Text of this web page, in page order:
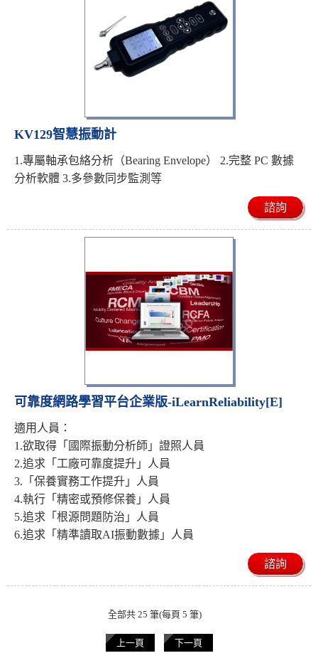
KV129智慧振動計
1.專屬軸承包絡分析（Bearing Envelope） 2.完整 PC 數據
分析軟體 3.多參數同步監測等
諮詢
可靠度網路學習平台企業版-iLearnReliability[E]
適用人員：
1.欲取得「國際振動分析師」證照人員
2.追求「工廠可靠度提升」人員
3.「保養實務工作提升」人員
4.執行「精密或預修保養」人員
5.追求「根源問題防治」人員
6.追求「精準讀取AI振動數據」人員
諮詢
全部共 25 筆(每頁 5 筆)
上一頁 下一頁